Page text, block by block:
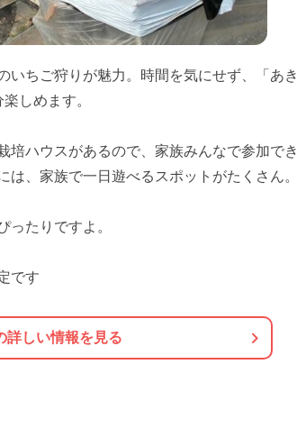
いちご狩りが魅力。時間を気にせず、「あき
しめます。
培ハウスがあるので、家族みんなで参加でき
、家族で一日遊べるスポットがたくさん。
ったりですよ。
です
詳しい情報を見る